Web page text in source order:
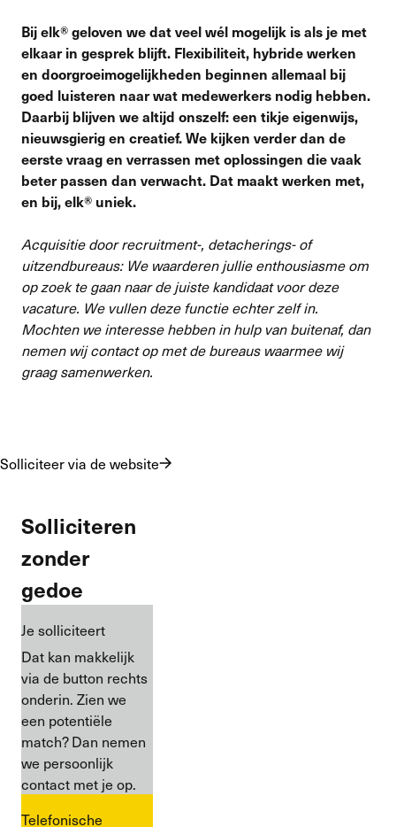
Bij elk® geloven we dat veel wél mogelijk is als je met
elkaar in gesprek blijft. Flexibiliteit, hybride werken
en doorgroeimogelijkheden beginnen allemaal bij
goed luisteren naar wat medewerkers nodig hebben.
Daarbij blijven we altijd onszelf: een tikje eigenwijs,
nieuwsgierig en creatief. We kijken verder dan de
eerste vraag en verrassen met oplossingen die vaak
beter passen dan verwacht. Dat maakt werken met,
en bij, elk® uniek.
Acquisitie door recruitment-, detacherings- of
uitzendbureaus: We waarderen jullie enthousiasme om
op zoek te gaan naar de juiste kandidaat voor deze
vacature. We vullen deze functie echter zelf in.
Mochten we interesse hebben in hulp van buitenaf, dan
nemen wij contact op met de bureaus waarmee wij
graag samenwerken.
Solliciteer via de website
Solliciteren
zonder
gedoe
Je solliciteert
Dat kan makkelijk
via de button rechts
onderin. Zien we
een potentiële
match? Dan nemen
we persoonlijk
contact met je op.
Telefonische